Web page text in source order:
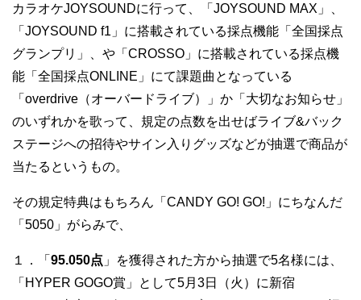
カラオケJOYSOUNDに行って、「JOYSOUND MAX」、
「JOYSOUND f1」に搭載されている採点機能「全国採点
グランプリ」、や「CROSSO」に搭載されている採点機
能「全国採点ONLINE」にて課題曲となっている
「overdrive（オーバードライブ）」か「大切なお知らせ」
のいずれかを歌って、規定の点数を出せばライブ&バック
ステージへの招待やサイン入りグッズなどが抽選で商品が
当たるというもの。
その規定特典はもちろん「CANDY GO! GO!」にちなんだ
「5050」がらみで、
１．「 95.050点 」を獲得された方から抽選で5名様には、
「HYPER GOGO賞」として5月3日（火）に新宿